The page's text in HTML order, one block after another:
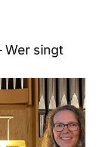
Wer singt